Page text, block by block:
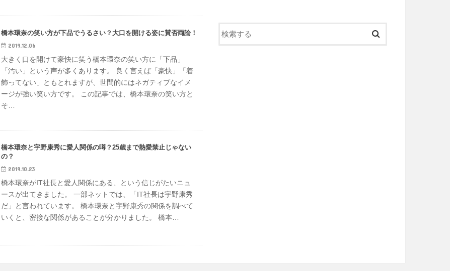
橋本環奈の笑い方が下品でうるさい？大口を開ける姿に賛否両論！
2019.12.06
大きく口を開けて豪快に笑う橋本環奈の笑い方に「下品」
「汚い」という声が多くあります。 良く言えば「豪快」「着
飾ってない」ともとれますが、世間的にはネガティブなイメ
ージが強い笑い方です。 この記事では、橋本環奈の笑い方と
そ…
橋本環奈と宇野康秀に愛人関係の噂？25歳まで熱愛禁止じゃない
の？
2019.10.23
橋本環奈がIT社長と愛人関係にある、という信じがたいニュ
ースが出てきました。 一部ネットでは、「IT社長は宇野康秀
だ」と言われています。 橋本環奈と宇野康秀の関係を調べて
いくと、密接な関係があることが分かりました。 橋本…